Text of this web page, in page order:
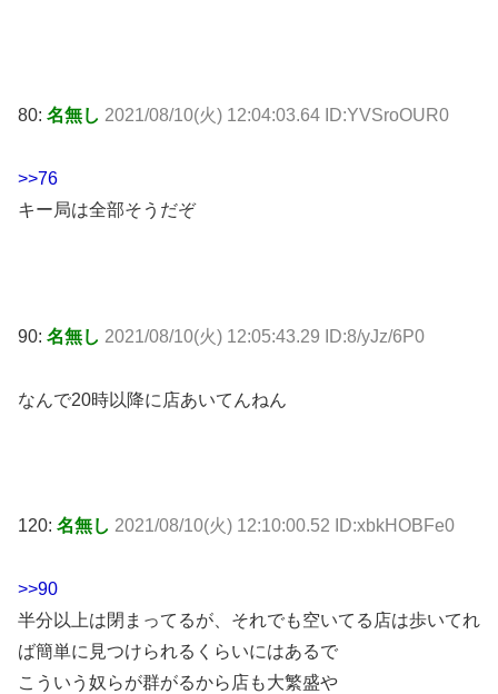
80: 名無し 2021/08/10(火) 12:04:03.64 ID:YVSroOUR0
>>76
キー局は全部そうだぞ
90: 名無し 2021/08/10(火) 12:05:43.29 ID:8/yJz/6P0
なんで20時以降に店あいてんねん
120: 名無し 2021/08/10(火) 12:10:00.52 ID:xbkHOBFe0
>>90
半分以上は閉まってるが、それでも空いてる店は歩いてれ
ば簡単に見つけられるくらいにはあるで
こういう奴らが群がるから店も大繁盛や